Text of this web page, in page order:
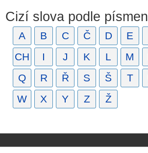
Cizí slova podle písmen
A B C Č D E
CH
I J K L M
Q
R Ř S Š T
W
X Y Z Ž